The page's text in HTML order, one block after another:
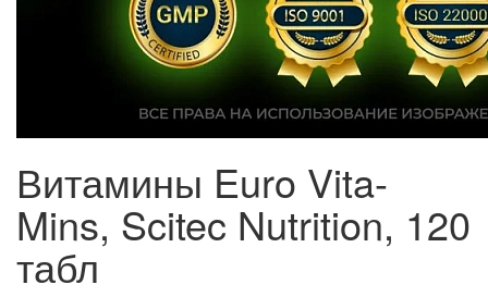
Витамины Euro Vita-
Mins, Scitec Nutrition, 120
табл